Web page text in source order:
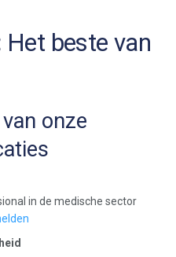
Het beste van
onze
in de medische sector